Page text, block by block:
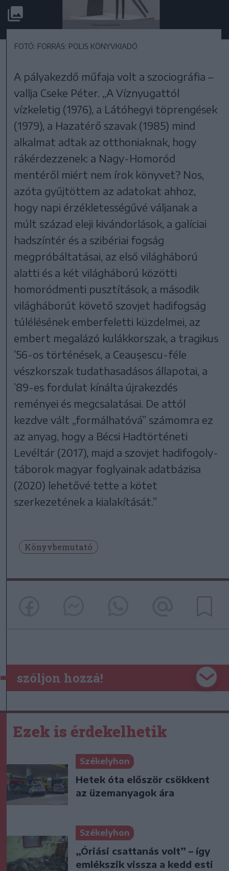
FOTÓ: FORRÁS: POLIS KÖNYVKIADÓ
A pályakezdő műfaja volt a szociográfia –
vallja Cseke Péter. „A Víznyugattól
vízkeletig (1976), a Látóhegyi töprengések
(1979), a Hazatérő szavak (1985) mind
alkalmat adtak az otthoniaknak, hogy
rákérdezzenek: a Nagy-Homoród
mentéről miért nem írok könyvet? Nos,
azóta gyűjtöttem az adatokat ahhoz,
hogy napi érzékletességűvé váljanak a
múlt század eleji kivándorlások, a galíciai
hadszíntér és a szibériai fogság
megpróbáltatásai, az első világháború
alatti és a két világháború közötti
homoródmenti pusztítások, a második
világháborút követő szovjet hadifogság
túlélésének emberfeletti küzdelmei, az
embert megalázó kulákkorszak, a tragikus
’56-os történések, a Ceaușescu-féle
vészkorszak tudathasadásos állapotai, a
’89-es fordulat kínálta újrakezdés
reményei és megcsalatásai. De attól
kezdve vált „formálhatóvá” számomra ez
az anyag, hogy a Bécsi Hadtörténeti
Levéltár (2017), majd a szovjet hadifogoly-
táborok magyar foglyainak adatbázisa
(2020) lehetővé tette a kötet
szerkezetének a kialakítását.”
Könyvbemutató
szóljon hozzá!
Ezek is érdekelhetik
Székelyhon
Hetek óta először csökkent
az üzemanyagok ára
Székelyhon
„Óriási csattanás volt” – így
emlékszik vissza a kedd esti